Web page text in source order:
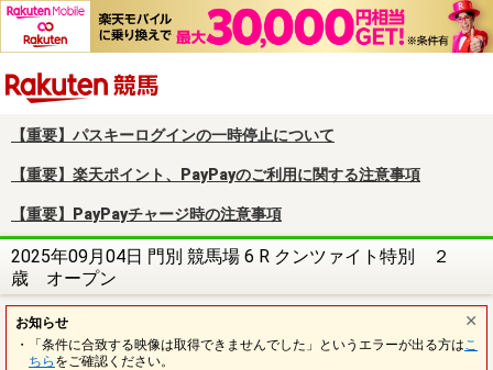
【重要】パスキーログインの一時停止について
【重要】楽天ポイント、PayPayのご利用に関する注意事項
【重要】PayPayチャージ時の注意事項
2025年09月04日 門別 競馬場 6 R クンツァイト特別 ２
歳 オープン
お知らせ
・「条件に合致する映像は取得できませんでした」というエラーが出る方は こ
ちら をご確認ください。